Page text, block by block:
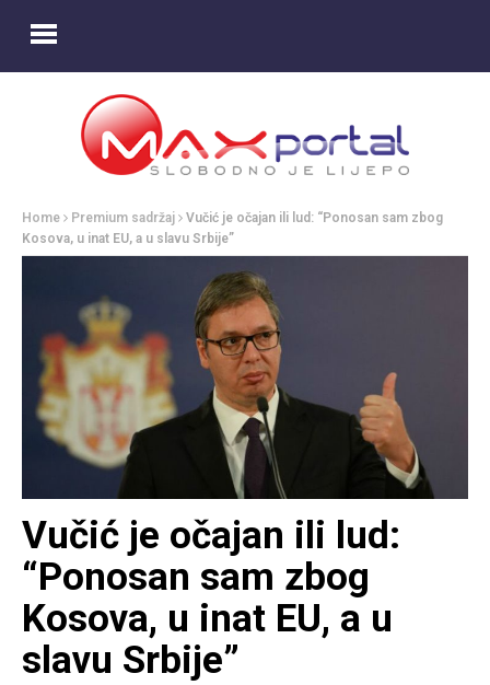
Home Premium sadržaj
Vučić je očajan ili lud: “Ponosan sam zbog
Kosova, u inat EU, a u slavu Srbije”
Vučić je očajan ili lud:
“Ponosan sam zbog
Kosova, u inat EU, a u
slavu Srbije”